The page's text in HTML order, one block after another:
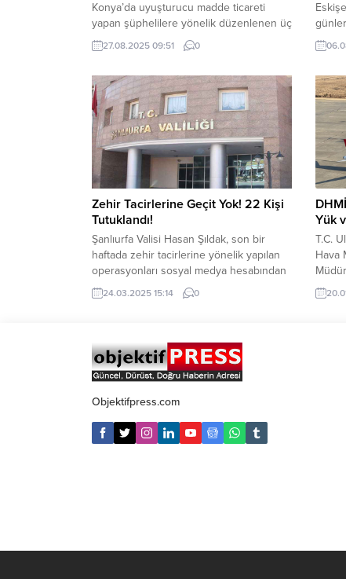
Konya’da uyuşturucu madde ticareti
yapan şüphelilere yönelik düzenlenen üç
ayrı operasyonda, büyük miktarda
uyuşturucu madde ele geçirildi. İçişleri
hesabından duyurduğu operasyonlarda,
Konya İl Emniyet Müdürlüğü Narkotik
Suçlarla Mücadele Şube Müdürlüğü
ekipleri tarafından 739 bin adet
uyuşturucu hap, 141 kilogram bonzai ve
yaklaşık 420 kilo bonzai...
27.08.2025 09:51 0
karşı
adı
Zehir Tacirlerine Geçit Yok! 22 Kişi
Tutuklandı!
Şanlıurfa Valisi Hasan Şıldak, son bir
haftada zehir tacirlerine yönelik yapılan
operasyonları sosyal medya hesabından
duyurdu. Yapılan operasyonlarda ele
geçirilenler; Bonzai 1 kg 264 gram, Esrar
operasyonlarda 39 sokak satıcısı
gözaltına alındı. ifade işlemlerinin
ardından gözaltına alınan...
24.03.2025 15:14 0
Yük
T.C.
Hava
2024
yolcu
Objektifpress.com